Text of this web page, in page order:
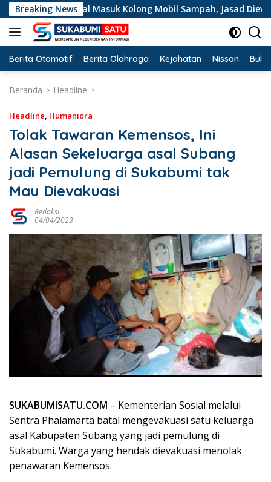
Langsung
ke
konten
Breaking News
Masuk Kolong Mobil Sampah, Jasad Dievakuasi ke RSUD
Berita Otomotif Berita Olahraga Kejahatan Nissan
Beranda Headline
Headline, Humaniora
Tolak Tawaran Kemensos, Ini
Alasan Sekeluarga asal Subang
jadi Pemulung di Sukabumi tak
Mau Dievakuasi
Redaksi
04/04/2023
SUKABUMISATU.COM – Kementerian Sosial melalui
Sentra Phalamarta batal mengevakuasi satu keluarga
asal Kabupaten Subang yang jadi pemulung di
Sukabumi. Warga yang hendak dievakuasi menolak
penawaran Kemensos.